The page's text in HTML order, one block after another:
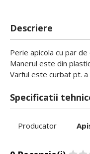
Descriere
Perie apicola cu par de
Manerul este din
Varful este curbat pt.
Specificatii
Producator